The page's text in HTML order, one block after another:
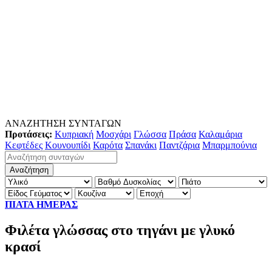
ΑΝΑΖΗΤΗΣΗ ΣΥΝΤΑΓΩΝ
Προτάσεις: Κυπριακή Μοσχάρι Γλώσσα Πράσα Καλαμάρια
Κεφτέδες Κουνουπίδι Καρότα Σπανάκι Παντζάρια Μπαρμπούνια
ΠΙΑΤΑ ΗΜΕΡΑΣ
Φιλέτα γλώσσας στο τηγάνι με γλυκό
κρασί